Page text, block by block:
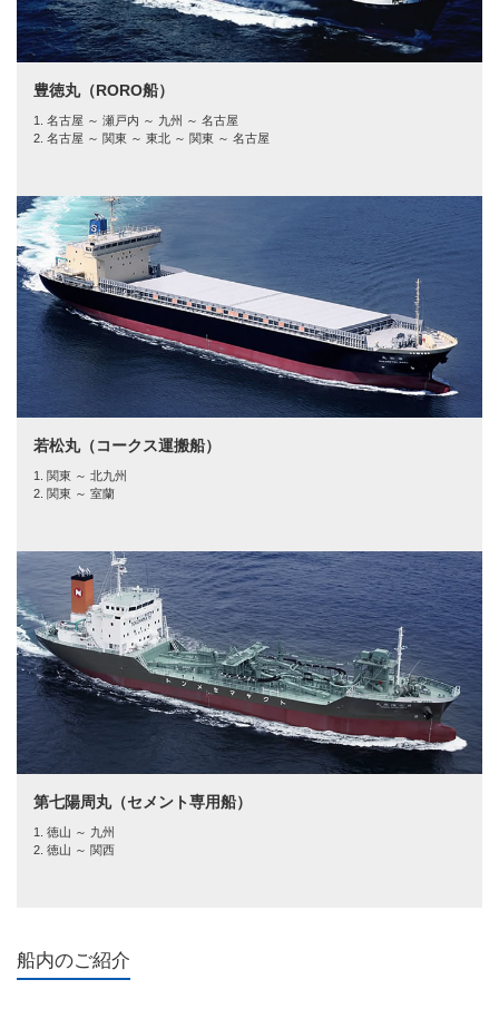
豊徳丸（RORO船）
1. 名古屋 ～ 瀬戸内 ～ 九州 ～ 名古屋
2. 名古屋 ～ 関東 ～ 東北 ～ 関東 ～ 名古屋
若松丸（コークス運搬船）
1. 関東 ～ 北九州
2. 関東 ～ 室蘭
第七陽周丸（セメント専用船）
1. 徳山 ～ 九州
2. 徳山 ～ 関西
船内のご紹介